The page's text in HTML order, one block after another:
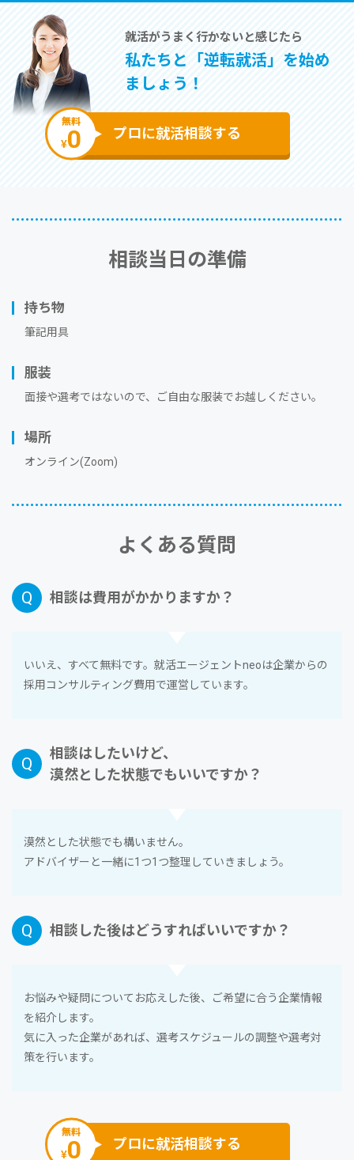
就活がうまく⾏かないと感じたら
私たちと「逆転就活」を始め
ましょう！
無料
¥0 プロに就活相談する
相談当⽇の準備
持ち物
筆記用具
服装
⾯接や選考ではないので、ご⾃由な服装でお越しください。
場所
オンライン(Zoom)
よくある質問
相談は費⽤がかかりますか？
いいえ、すべて無料です。就活エージェントneoは企業からの
採⽤コンサルティング費⽤で運営しています。
相談はしたいけど、
漠然とした状態でもいいですか？
漠然とした状態でも構いません。
アドバイザーと⼀緒に1つ1つ整理していきましょう。
相談した後はどうすればいいですか？
お悩みや疑問についてお応えした後、ご希望に合う企業情報
を紹介します。
気に⼊った企業があれば、選考スケジュールの調整や選考対
策を⾏います。
無料
¥0 プロに就活相談する